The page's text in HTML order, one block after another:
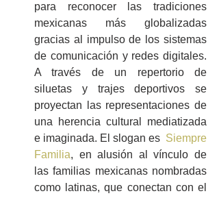
para reconocer las tradiciones
mexicanas más globalizadas
gracias al impulso de los sistemas
de comunicación y redes digitales.
A través de un repertorio de
siluetas y trajes deportivos se
proyectan las representaciones de
una herencia cultural mediatizada
e imaginada. El slogan es Siempre
Familia, en alusión al vínculo de
las familias mexicanas nombradas